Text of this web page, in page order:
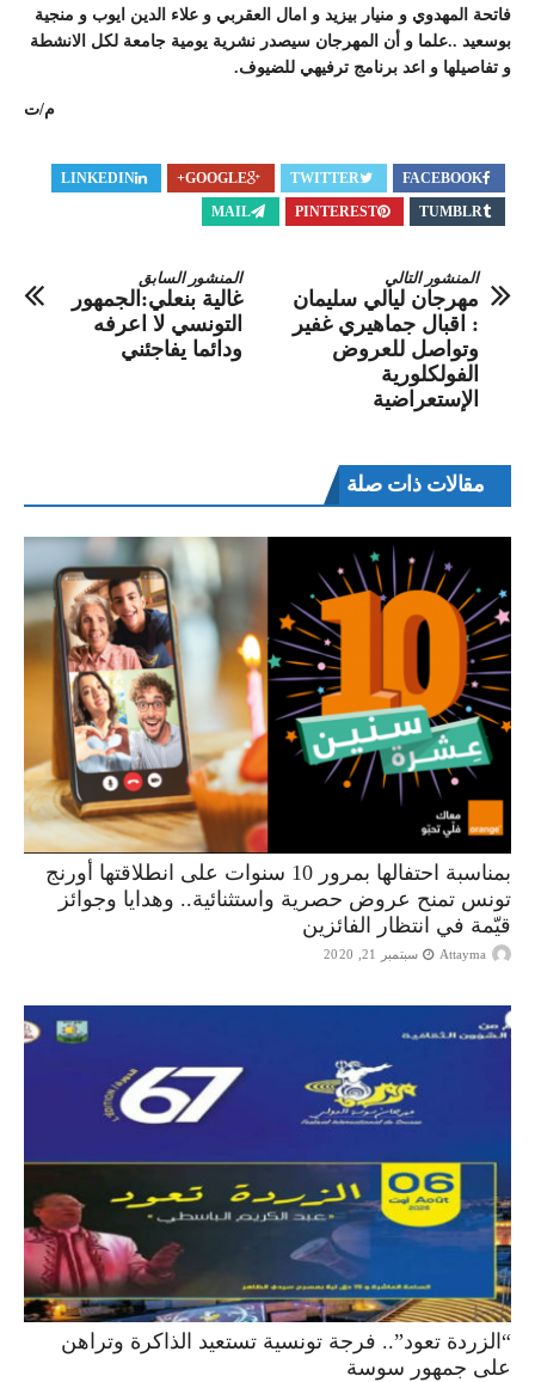
فاتحة المهدوي و منيار بيزيد و امال العقربي و علاء الدين ايوب و منجية
بوسعيد ..علما و أن المهرجان سيصدر نشرية يومية جامعة لكل الانشطة
و تفاصيلها و اعد برنامج ترفيهي للضيوف.
م/ت
FACEBOOK
TWITTER
GOOGLE+
LINKEDIN
TUMBLR
PINTEREST
MAIL
المنشور السابق
غالية بنعلي:الجمهور
التونسي لا اعرفه
ودائما يفاجئني
المنشور التالي
مهرجان ليالي سليمان
: اقبال جماهيري غفير
وتواصل للعروض
الفولكلورية
الإستعراضية
مقالات ذات صلة
بمناسبة احتفالها بمرور 10 سنوات على انطلاقتها أورنج
تونس تمنح عروض حصرية واستثنائية.. وهدايا وجوائز
قيّمة في انتظار الفائزين
Attayma سبتمبر 21, 2020
“الزردة تعود”.. فرجة تونسية تستعيد الذاكرة وتراهن
على جمهور سوسة